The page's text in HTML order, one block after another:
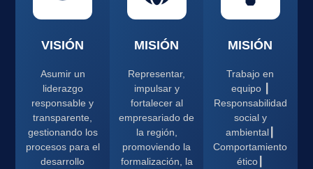
VISIÓN
Asumir un
liderazgo
responsable y
transparente,
gestionando los
procesos para el
desarrollo
MISIÓN
Representar,
impulsar y
fortalecer al
empresariado de
la región,
promoviendo la
formalización, la
MISIÓN
Trabajo en
equipo ┃
Responsabilidad
social y
ambiental┃
Comportamiento
ético┃